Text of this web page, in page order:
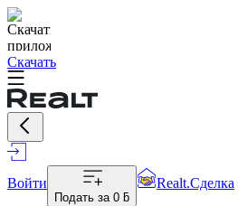
Скачать
Войти
Подать за 0 ƃ
Realt.Сделка